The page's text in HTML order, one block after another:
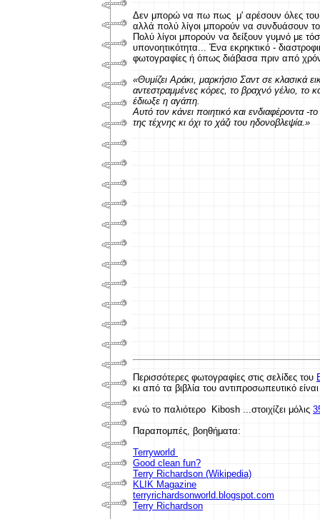
Δεν μπορώ να πω πως μ' αρέσουν όλες του
αλλά πολύ λίγοι μπορούν να συνδυάσουν
Πολύ λίγοι μπορούν να δείξουν γυμνό με
υπονοητικότητα... Ένα εκρηκτικό -
φωτογραφίες ή όπως διάβασα πριν από
«Θυμίζει Αράκι, μαρκήσιο Σαντ σε κλασικά
αντεστραμμένες κόρες, το βραχνό γέλιο, το
έδιωξε η αγάπη.
Αυτό τον κάνει ποιητικό και ενδιαφέροντα -
της τέχνης κι όχι το χάζι του ηδονοβλεψία.»
Περισσότερες φωτογραφίες στις σελίδες του
κι από τα βιβλία του αντιπροσωπευτικό
ενώ το παλιότερο Kibosh ...στοιχίζει μόλις
Παραπομπές, βοηθήματα:
Terryworld
Good clean fun?
Terry Richardson (Wikipedia)
KLIK Magazine
terryrichardsonworld.blogspot.com
Terry Richardson